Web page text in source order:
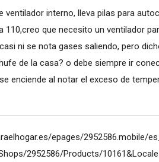
ventilador interno, lleva pilas para
110,creo que necesito un ventilador
ni se nota gases saliendo, pero
de la casa? o debe siempre ir
enciende al notar el exceso de
epages/2952586.mobile/
2952586/Products/